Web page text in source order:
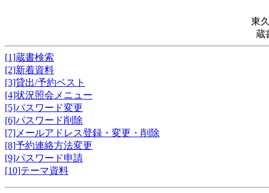
東
蔵
[1]蔵書検索
[2]新着資料
[3]貸出/予約ベスト
[4]状況照会メニュー
[5]パスワード変更
[6]パスワード削除
[7]メールアドレス登録・変更・削除
[8]予約連絡方法変更
[9]パスワード申請
[10]テーマ資料